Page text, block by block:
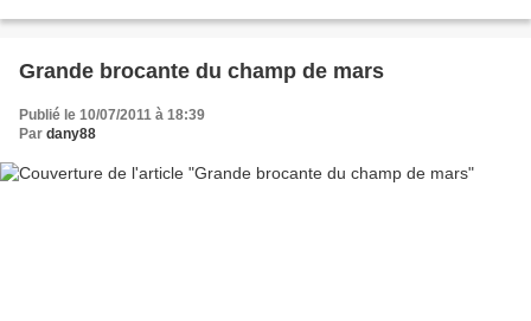
Grande brocante du champ de mars
Publié le 10/07/2011 à 18:39
Par dany88